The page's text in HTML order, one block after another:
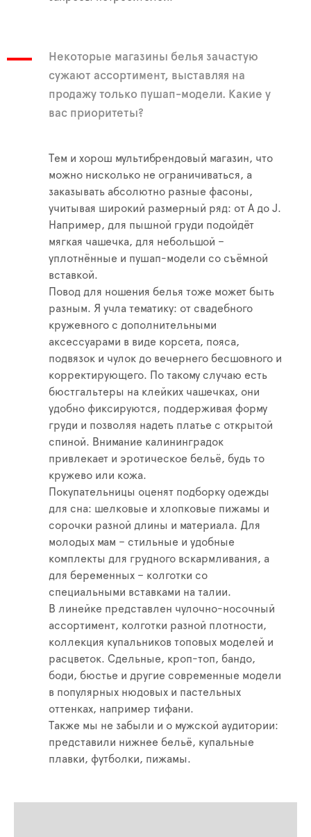
Некоторые магазины белья зачастую
сужают ассортимент, выставляя на
продажу только пушап-модели. Какие у
вас приоритеты?
Тем и хорош мультибрендовый магазин, что
можно нисколько не ограничиваться, а
заказывать абсолютно разные фасоны,
учитывая широкий размерный ряд: от A до J.
Например, для пышной груди подойдёт
мягкая чашечка, для небольшой –
уплотнённые и пушап-модели со съёмной
вставкой.
Повод для ношения белья тоже может быть
разным. Я учла тематику: от свадебного
кружевного с дополнительными
аксессуарами в виде корсета, пояса,
подвязок и чулок до вечернего бесшовного и
корректирующего. По такому случаю есть
бюстгальтеры на клейких чашечках, они
удобно фиксируются, поддерживая форму
груди и позволяя надеть платье с открытой
спиной. Внимание калининградок
привлекает и эротическое бельё, будь то
кружево или кожа.
Покупательницы оценят подборку одежды
для сна: шелковые и хлопковые пижамы и
сорочки разной длины и материала. Для
молодых мам – стильные и удобные
комплекты для грудного вскармливания, а
для беременных – колготки со
специальными вставками на талии.
В линейке представлен чулочно-носочный
ассортимент, колготки разной плотности,
коллекция купальников топовых моделей и
расцветок. Сдельные, кроп-топ, бандо,
боди, бюстье и другие современные модели
в популярных нюдовых и пастельных
оттенках, например тифани.
Также мы не забыли и о мужской аудитории:
представили нижнее бельё, купальные
плавки, футболки, пижамы.